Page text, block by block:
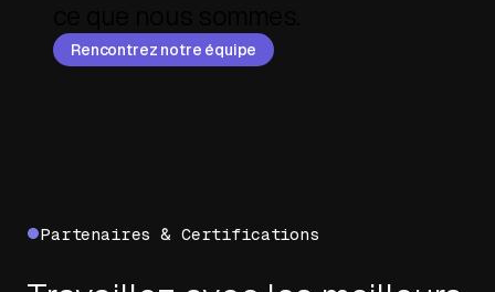
Rencontrez notre équipe
Partenaires & Certifications